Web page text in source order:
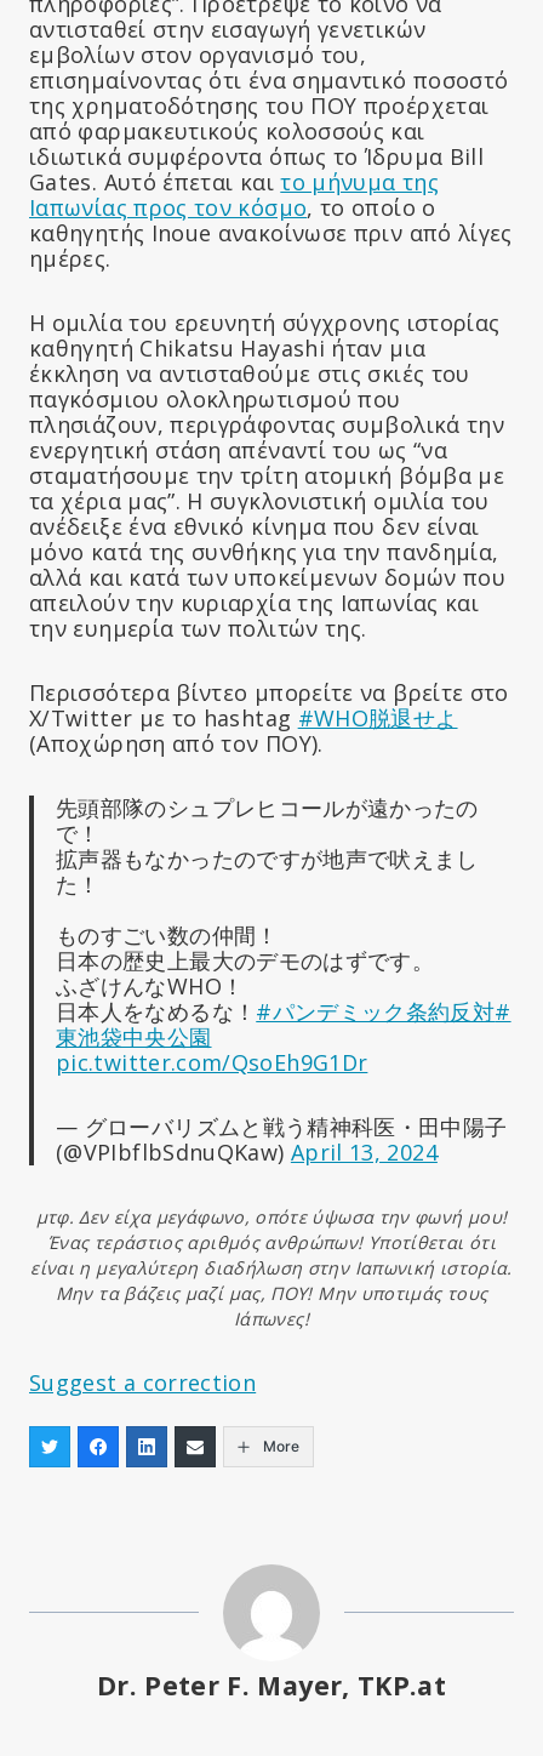
αντισταθεί στην εισαγωγή γενετικών
εμβολίων στον οργανισμό του,
επισημαίνοντας ότι ένα σημαντικό ποσοστό
της χρηματοδότησης του ΠΟΥ προέρχεται
από φαρμακευτικούς κολοσσούς και
ιδιωτικά συμφέροντα όπως το Ίδρυμα Bill
Gates. Αυτό έπεται καιτο μήνυμα της
Ιαπωνίας προς τον κόσμο, το οποίο ο
καθηγητής Inoue ανακοίνωσε πριν από λίγες
ημέρες.
Η ομιλία του ερευνητή σύγχρονης ιστορίας
καθηγητή Chikatsu Hayashi ήταν μια
έκκληση να αντισταθούμε στις σκιές του
παγκόσμιου ολοκληρωτισμού που
πλησιάζουν, περιγράφοντας συμβολικά την
ενεργητική στάση απέναντί του ως “να
σταματήσουμε την τρίτη ατομική βόμβα με
τα χέρια μας”. Η συγκλονιστική ομιλία του
ανέδειξε ένα εθνικό κίνημα που δεν είναι
μόνο κατά της συνθήκης για την πανδημία,
αλλά και κατά των υποκείμενων δομών που
απειλούν την κυριαρχία της Ιαπωνίας και
την ευημερία των πολιτών της.
Περισσότερα βίντεο μπορείτε να βρείτε στο
X/Twitter με το hashtag #WHO脱退せよ
(Αποχώρηση από τον ΠΟΥ).
先頭部隊のシュプレヒコールが遠かったの
で！
拡声器もなかったのですが地声で吠えまし
た！
ものすごい数の仲間！
日本の歴史上最大のデモのはずです。
ふざけんなWHO！
日本人をなめるな！ #パンデミック条約反対#
東池袋中央公園
pic.twitter.com/QsoEh9G1Dr
— グローバリズムと戦う精神科医・田中陽子
(@VPIbflbSdnuQKaw) April 13, 2024
μτφ. Δεν είχα μεγάφωνο, οπότε ύψωσα την φωνή μου!
Ένας τεράστιος αριθμός ανθρώπων! Υποτίθεται ότι
είναι η μεγαλύτερη διαδήλωση στην Ιαπωνική ιστορία.
Μην τα βάζεις μαζί μας, ΠΟΥ! Μην υποτιμάς τους
Ιάπωνες!
Suggest a correction
More
Dr. Peter F. Mayer, TKP.at